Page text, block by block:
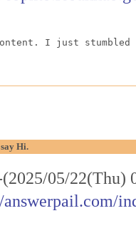
I just
Hi.
(2025/05/